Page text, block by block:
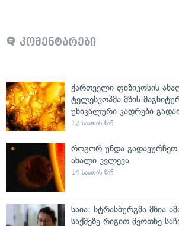
კომენტარები
ქართველი ფიზიკოსის
ტელესკოპმა მზის
უნიკალური კადრები
12 საათის წინ
როგორ უნდა
ახალი კვლევა
14 საათის წინ
საია: სტრასბურგმა მზია
საქმეზე რიგით მეოთხე